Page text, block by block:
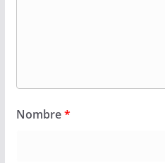
Nombre*